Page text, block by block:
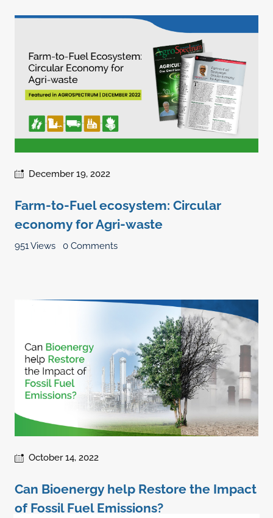
December 19, 2022
Farm-to-Fuel ecosystem: Circular
economy for Agri-waste
951 Views 0 Comments
October 14, 2022
Can Bioenergy help Restore the Impact
of Fossil Fuel Emissions?